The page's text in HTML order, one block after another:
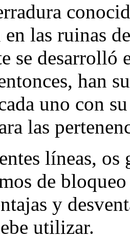
en las ruinas
se desarrolló
han
uno con
las
líneas, os
de
y
utilizar.